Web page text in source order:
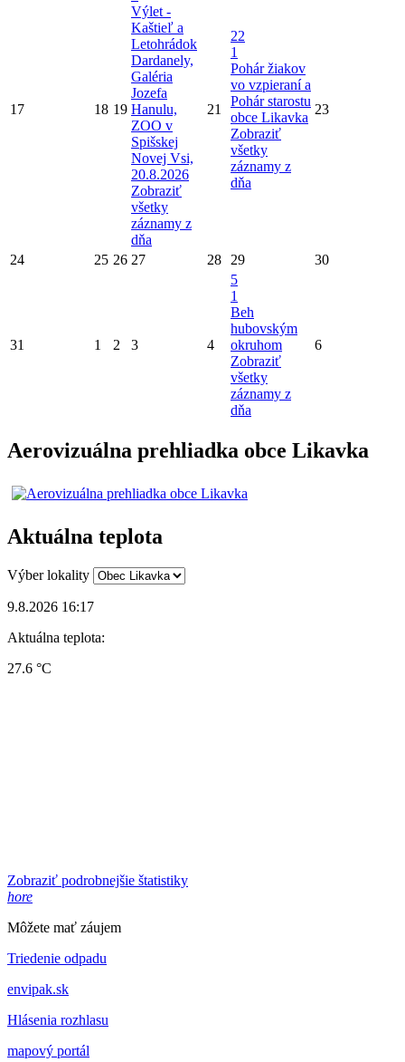
17 18 19
Výlet -
Kaštieľ a
Letohrádok
Dardanely,
Galéria
Jozefa
Hanulu,
ZOO v
Spišskej
Novej Vsi,
20.8.2026
Zobraziť
všetky
záznamy z
dňa
21
22
1
Pohár žiakov
vo vzpieraní a
Pohár starostu
obce Likavka
Zobraziť
všetky
záznamy z
dňa
23
24 25 26 27 28 29 30
31 1 2 3 4
5
1
Beh
hubovským
okruhom
Zobraziť
všetky
záznamy z
dňa
6
Aerovizuálna prehliadka obce Likavka
Aktuálna teplota
Výber lokality
9.8.2026 16:17
Aktuálna teplota:
27.6 °C
Zobraziť podrobnejšie štatistiky
hore
Môžete mať záujem
Triedenie odpadu
envipak.sk
Hlásenia rozhlasu
mapový portál